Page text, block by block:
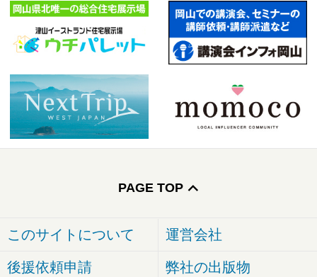
PAGE TOP
このサイトについて 運営会社
後援依頼申請 弊社の出版物